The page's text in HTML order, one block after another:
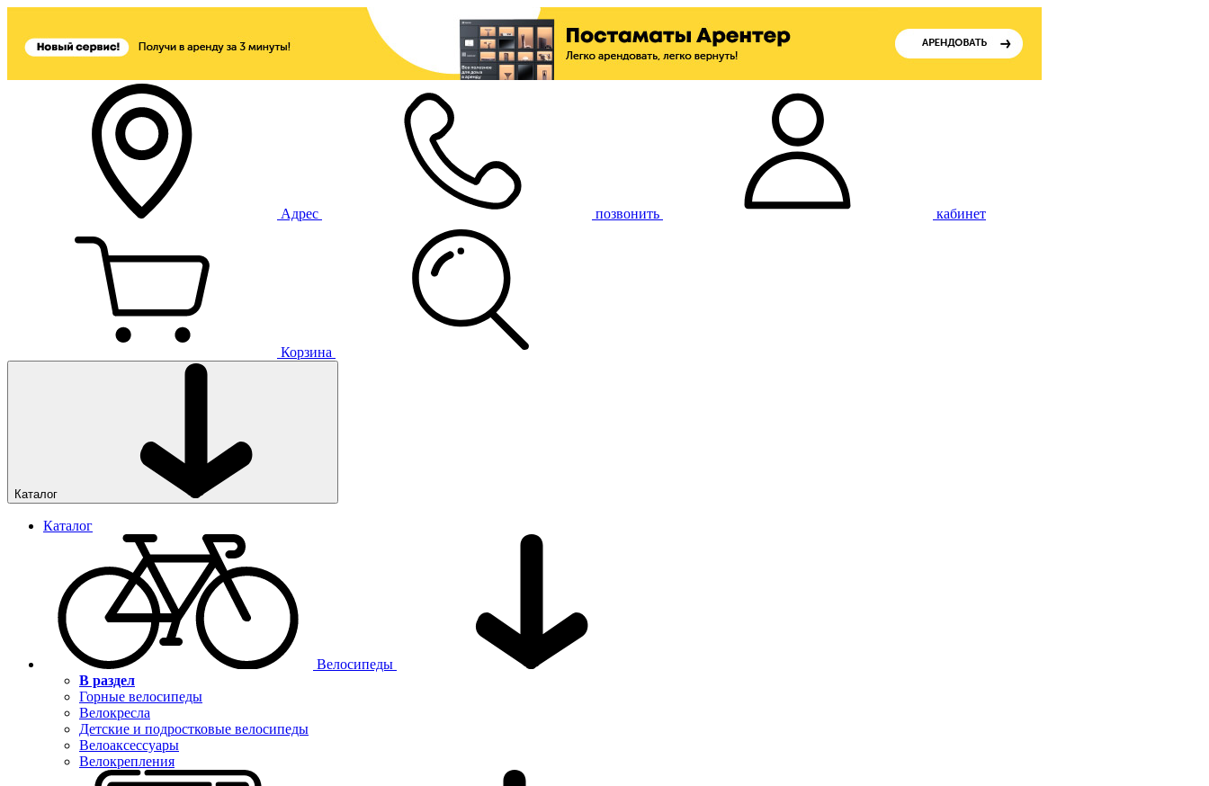
Адрес позвонить кабинет
Корзина
Каталог
Каталог
Велосипеды
В раздел
Горные велосипеды
Велокресла
Детские и подростковые велосипеды
Велоаксессуары
Велокрепления